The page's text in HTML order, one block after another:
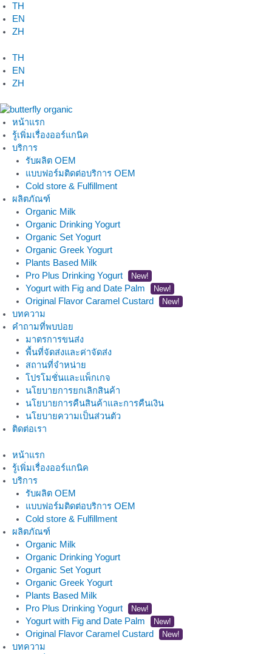
Skip
to
content
TH
EN
ZH
TH
EN
ZH
หน้าแรก
รู้เพิ่มเรื่องออร์แกนิค
บริการ
รับผลิต OEM
แบบฟอร์มติดต่อบริการ OEM
Cold store & Fulfillment
ผลิตภัณฑ์
Organic Milk
Organic Drinking Yogurt
Organic Set Yogurt
Organic Greek Yogurt
Plants Based Milk
Pro Plus Drinking Yogurt
New!
Yogurt with Fig and Date Palm New!
Original Flavor Caramel Custard New!
บทความ
คำถามที่พบบ่อย
มาตรการขนส่ง
พื้นที่จัดส่งและค่าจัดส่ง
สถานที่จำหน่าย
โปรโมชั่นและแพ็กเกจ
นโยบายการยกเลิกสินค้า
นโยบายการคืนสินค้าและการคืนเงิน
นโยบายความเป็นส่วนตัว
ติดต่อเรา
หน้าแรก
รู้เพิ่มเรื่องออร์แกนิค
บริการ
รับผลิต OEM
แบบฟอร์มติดต่อบริการ OEM
Cold store & Fulfillment
ผลิตภัณฑ์
Organic Milk
Organic Drinking Yogurt
Organic Set Yogurt
Organic Greek Yogurt
Plants Based Milk
Pro Plus Drinking Yogurt
New!
Yogurt with Fig and Date Palm New!
Original Flavor Caramel Custard New!
บทความ